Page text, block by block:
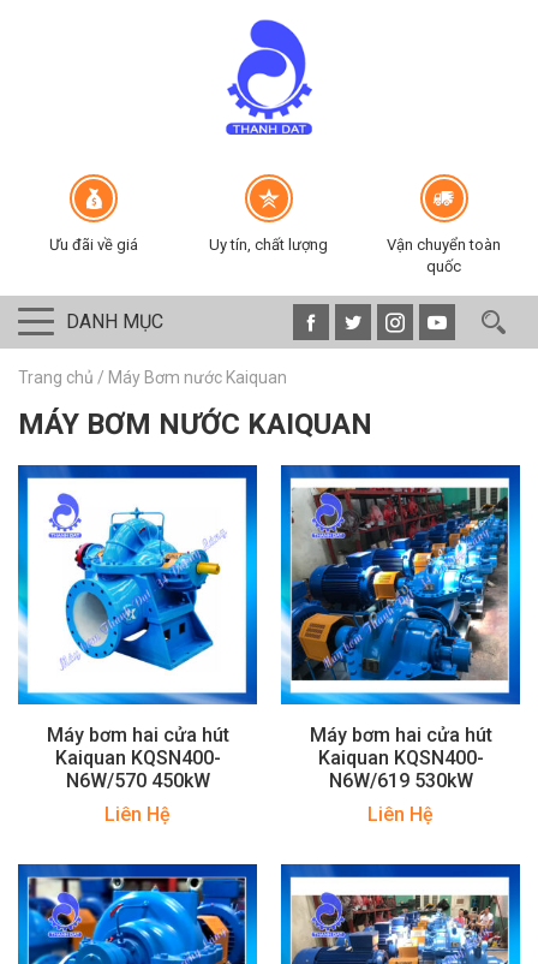
Ưu đãi về giá Uy tín, chất lượng
Vận chuyển toàn
quốc
DANH MỤC
Trang chủ / Máy Bơm nước Kaiquan
MÁY BƠM NƯỚC KAIQUAN
Máy bơm hai cửa hút
Kaiquan KQSN400-
N6W/570 450kW
Liên Hệ
Máy bơm hai cửa hút
Kaiquan KQSN400-
N6W/619 530kW
Liên Hệ